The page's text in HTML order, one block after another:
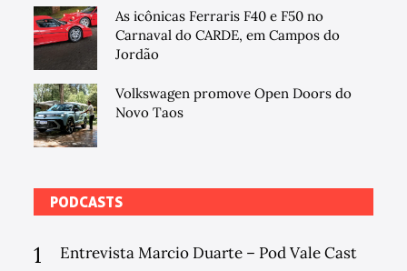
As icônicas Ferraris F40 e F50 no
Carnaval do CARDE, em Campos do
Jordão
Volkswagen promove Open Doors do
Novo Taos
PODCASTS
1 Entrevista Marcio Duarte – Pod Vale Cast